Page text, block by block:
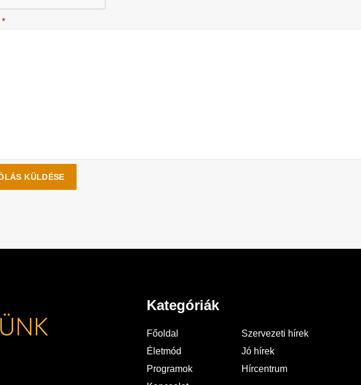
*
Kategóriák
Főoldal
Szervezeti hírek
Életmód
Jó hírek
Programok
Hírcentrum